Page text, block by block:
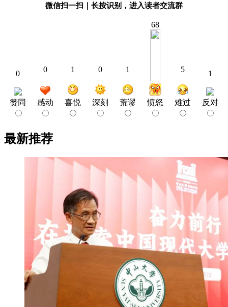
微信扫一扫｜长按识别，进入读者交流群
0
赞同
0
感动
1
喜悦
0
深刻
1
荒谬
68
愤怒
5
难过
1
反对
最新推荐